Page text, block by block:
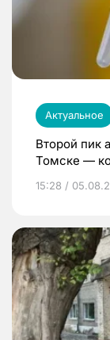
Актуальное
Второй пик
Томске —
15:28 /